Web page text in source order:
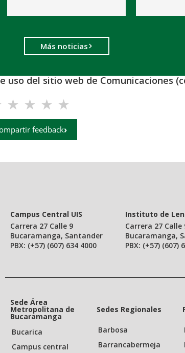
Más noticias
del sitio web de Comunicaciones